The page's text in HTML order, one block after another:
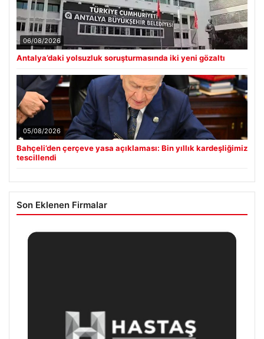
06/08/2026
Antalya’daki yolsuzluk soruşturmasında iki yeni gözaltı
05/08/2026
Bahçeli’den çerçeve yasa açıklaması: Bin yıllık kardeşliğimiz
tescillendi
Son Eklenen Firmalar